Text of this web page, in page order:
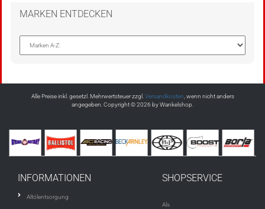
MARKEN ENTDECKEN
Alle Preise inkl. gesetzl. Mehrwertsteuer zzgl. Versandkosten , wenn nicht anders
angegeben. Copyright © 2026 by Wankelshop.
INFORMATIONEN
Altölentsorgung
SHOPSERVICE
Als